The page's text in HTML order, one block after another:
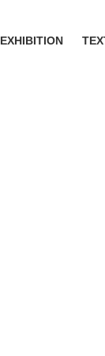
EXHIBITION